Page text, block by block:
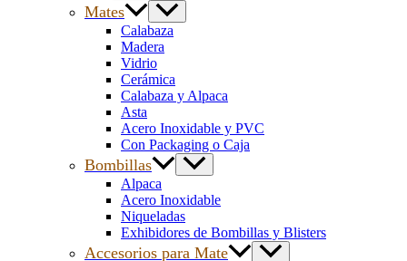
Mates
Calabaza
Madera
Vidrio
Cerámica
Calabaza y Alpaca
Asta
Acero Inoxidable y PVC
Con Packaging o Caja
Bombillas
Alpaca
Acero Inoxidable
Niqueladas
Exhibidores de Bombillas y Blisters
Accesorios para Mate